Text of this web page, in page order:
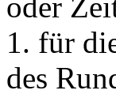
1. für
des